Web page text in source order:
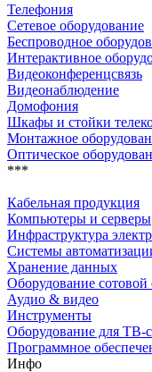
Телефония
Сетевое оборудование
Беспроводное
Интерактивное
Видеоконференцсвязь
Видеонаблюдение
Домофония
Шкафы и стойки
Монтажное
Оптическое
***
Кабельная продукция
Компьютеры и серверы
Инфраструктура
Системы
Хранение данных
Оборудование сотовой
Аудио & видео
Инструменты
Оборудование для ТВ-
Программное
Инфо